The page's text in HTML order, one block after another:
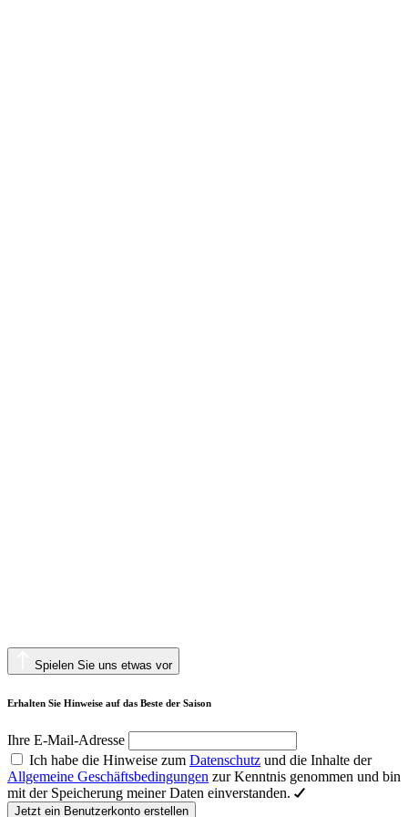
Spielen Sie uns etwas vor
Erhalten Sie Hinweise auf das Beste der Saison
Ihre E-Mail-Adresse
Ich habe die Hinweise zum Datenschutz und die Inhalte der
Allgemeine Geschäftsbedingungen zur Kenntnis genommen und bin
mit der Speicherung meiner Daten einverstanden.
Jetzt ein Benutzerkonto erstellen